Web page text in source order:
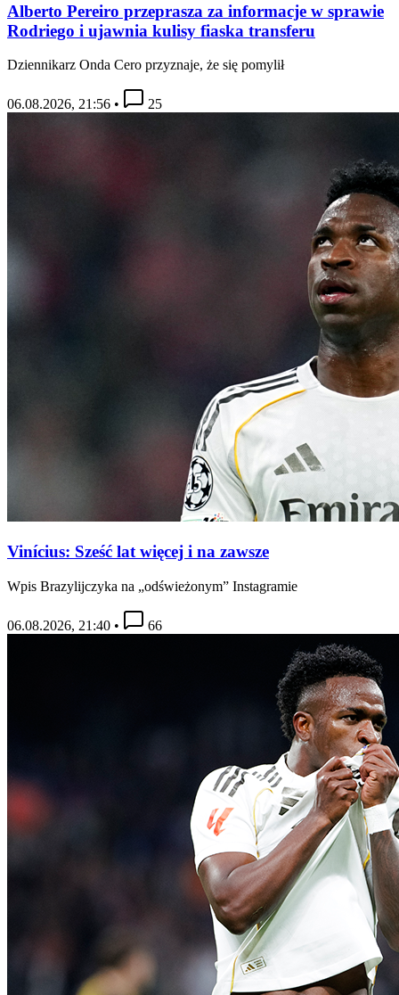
Alberto Pereiro przeprasza za informacje w sprawie
Rodriego i ujawnia kulisy fiaska transferu
Dziennikarz Onda Cero przyznaje, że się pomylił
06.08.2026, 21:56 • 25
Vinícius: Sześć lat więcej i na zawsze
Wpis Brazylijczyka na „odświeżonym” Instagramie
06.08.2026, 21:40 • 66